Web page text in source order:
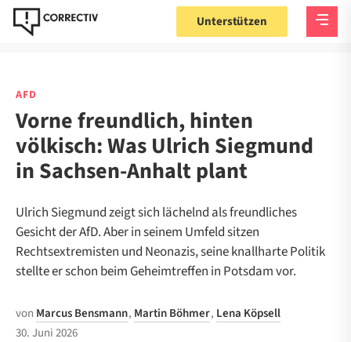
Unterstützen
AFD
Vorne freundlich, hinten
völkisch: Was Ulrich Siegmund
in Sachsen-Anhalt plant
Ulrich Siegmund zeigt sich lächelnd als freundliches
Gesicht der AfD. Aber in seinem Umfeld sitzen
Rechtsextremisten und Neonazis, seine knallharte Politik
stellte er schon beim Geheimtreffen in Potsdam vor.
von Marcus Bensmann, Martin Böhmer, Lena Köpsell
30. Juni 2026